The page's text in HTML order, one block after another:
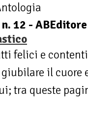
n. 12 -
felici e
il
tra queste